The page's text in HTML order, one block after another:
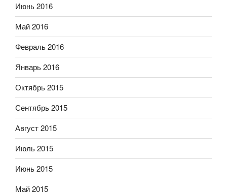
Июнь 2016
Май 2016
Февраль 2016
Январь 2016
Октябрь 2015
Сентябрь 2015
Август 2015
Июль 2015
Июнь 2015
Май 2015